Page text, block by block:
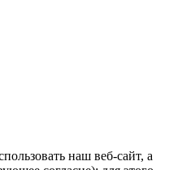
наш веб-сайт, а